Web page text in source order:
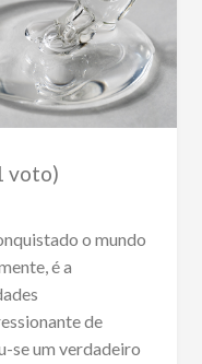
voto)
o mundo
é a
de
se um verdadeiro